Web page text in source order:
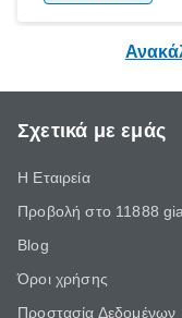
Σχετικά με εμάς
Η Εταιρεία
Προβολή στο 11888
Blog
Όροι χρήσης
Προστασία Δεδομένων